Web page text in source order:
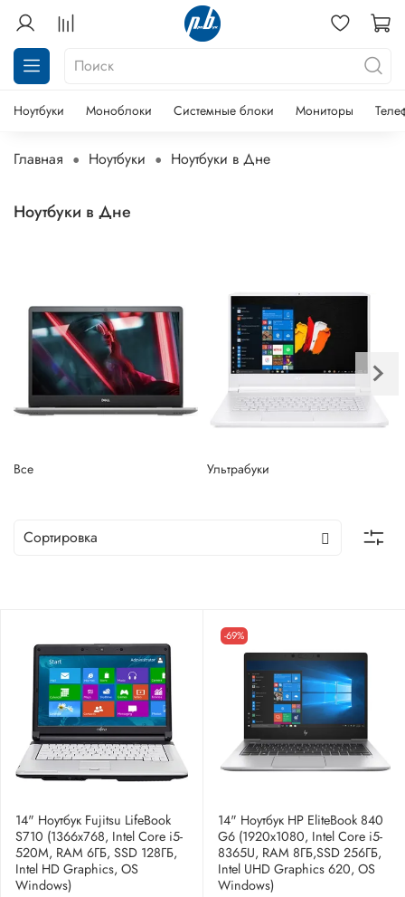
Ноутбуки Моноблоки Системные блоки Мониторы
Главная Ноутбуки Ноутбуки в Дне
Ноутбуки в Дне
Все Ультрабуки
14" Ноутбук Fujitsu LifeBook
S710 (1366x768, Intel Core i5-
520M, RAM 6ГБ, SSD 128ГБ,
Intel HD Graphics, OS
Windows)
-69%
14" Ноутбук HP EliteBook 840
G6 (1920x1080, Intel Core i5-
8365U, RAM 8ГБ,SSD 256ГБ,
Intel UHD Graphics 620, OS
Windows)